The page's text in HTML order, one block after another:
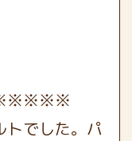
トでした。パ